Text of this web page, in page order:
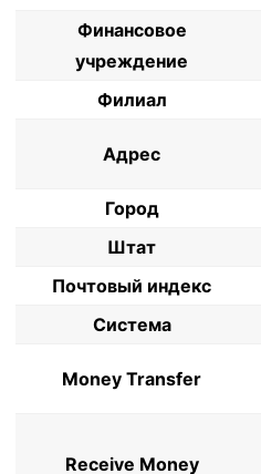
Финансовое
учреждение
Филиал
Адрес
Город
Штат
Почтовый индекс
Система
Money Transfer
Receive Money